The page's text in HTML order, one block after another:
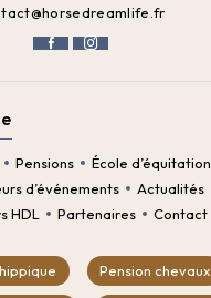
Pensions
École d’équitation
d’événements
Actualités
HDL
Partenaires Contact
Pension chevaux